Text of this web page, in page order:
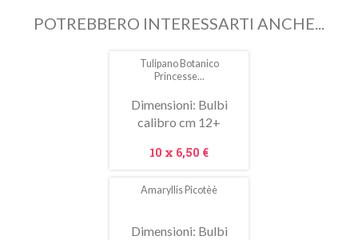
POTREBBERO INTERESSARTI ANCHE...
Tulipano Botanico
Princesse...
Dimensioni: Bulbi
calibro cm 12+
Prezzo
10 x 6,50 €
Amaryllis Picotèè
Dimensioni: Bulbi